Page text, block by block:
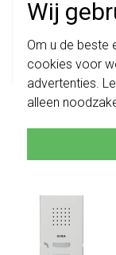
Wij
Om u de beste
cookies voor
advertenties.
alleen
Gira
mat (125027)
niette
van vóór
Klik hiervoor